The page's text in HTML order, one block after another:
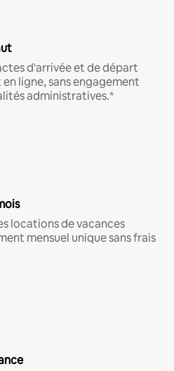
d'arrivée et de départ
ligne, sans engagement
administratives.*
locations de vacances
mensuel unique sans frais